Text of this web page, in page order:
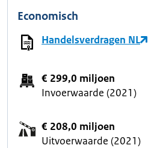
Economisch
Handelsverdragen NL
€ 299,0 miljoen
Invoerwaarde (2021)
€ 208,0 miljoen
Uitvoerwaarde (2021)